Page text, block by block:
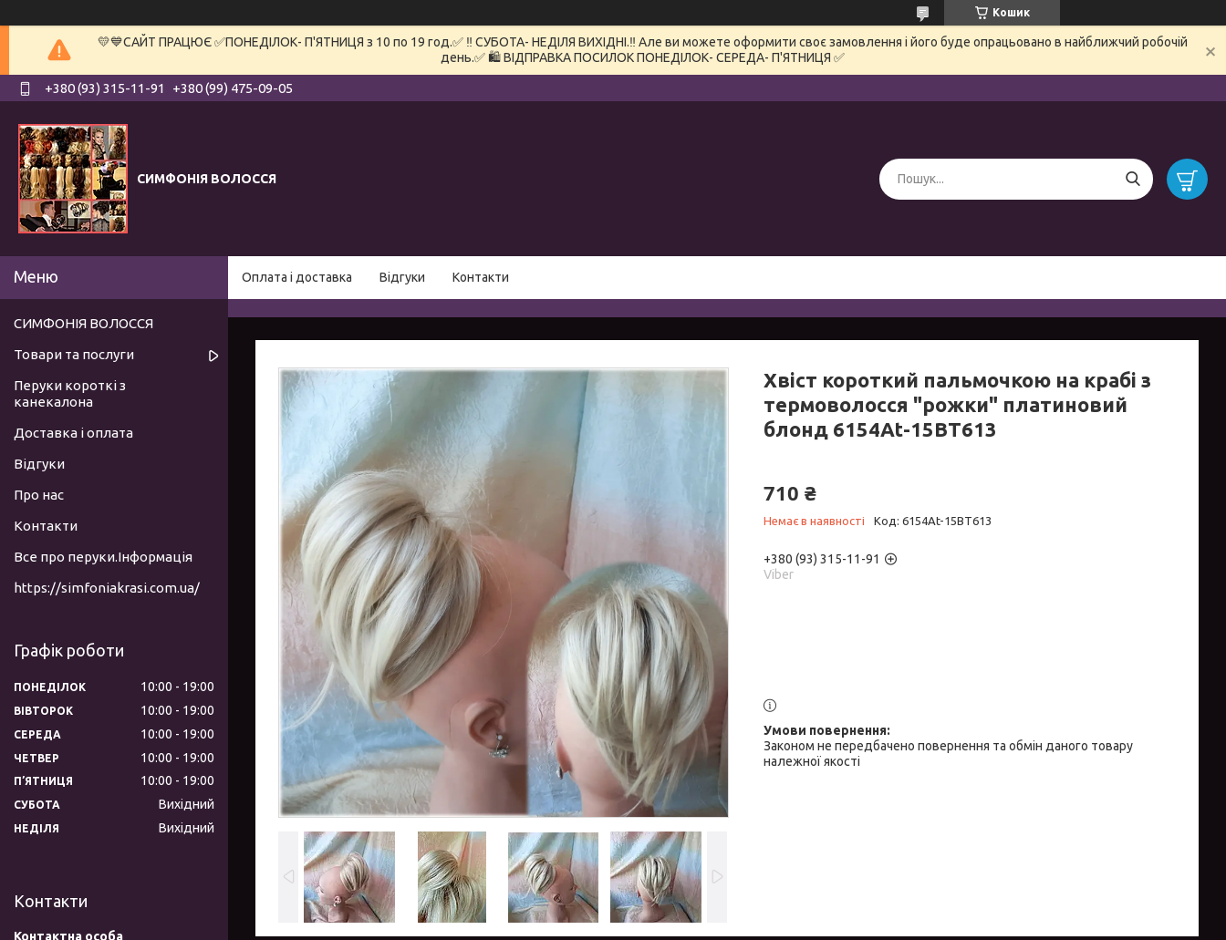
Кошик
💛💙САЙТ ПРАЦЮЄ ✅ПОНЕДІЛОК- П'ЯТНИЦЯ з 10 по 19 год.✅ ‼️ СУБОТА- НЕДІЛЯ ВИХІДНІ.‼️ Але ви можете оформити своє замовлення і його буде опрацьовано в найближчий робочій
день.✅ 🛍️ ВІДПРАВКА ПОСИЛОК ПОНЕДІЛОК- СЕРЕДА- П'ЯТНИЦЯ ✅
+380 (93) 315-11-91 +380 (99) 475-09-05
СИМФОНІЯ ВОЛОССЯ
Оплата і доставка Відгуки Контакти
Хвіст короткий пальмочкою на крабі з
термоволосся "рожки" платиновий
блонд 6154Аt-15ВT613
710 ₴
Немає в наявності Код: 6154Аt-15ВT613
+380 (93) 315-11-91
Viber
Законом не передбачено повернення та обмін даного товару
належної якості
СИМФОНІЯ ВОЛОССЯ
Товари та послуги
Перуки короткі з
канекалона
Доставка і оплата
Відгуки
Про нас
Контакти
Все про перуки.Інформація
https://simfoniakrasi.com.ua/
Графік роботи
ПОНЕДІЛОК 10:00 19:00
ВІВТОРОК 10:00 19:00
СЕРЕДА 10:00 19:00
ЧЕТВЕР 10:00 19:00
ПʼЯТНИЦЯ 10:00 19:00
СУБОТА Вихідний
НЕДІЛЯ Вихідний
Контакти